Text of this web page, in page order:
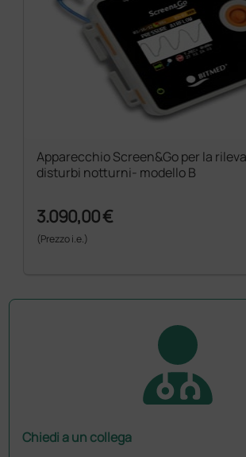
Apparecchio Screen&Go per la
disturbi notturni- modello B
3.090,00 €
(Prezzo i.e.)
Chiedi a un collega